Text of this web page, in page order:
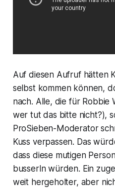
Auf diesen Aufruf hätten
selbst kommen können,
nach. Alle, die für Robbie
wer tut das bitte nicht?),
ProSieben-Moderator
Kuss verpassen. Das
dass diese mutigen
busserln würden. Ein
weit hergeholter, aber